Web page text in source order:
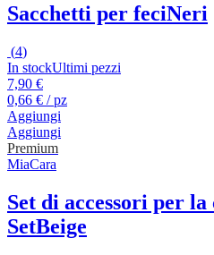
Sacchetti per feciNeri
(4)
In stockUltimi pezzi
7,90 €
0,66 € / pz
Aggiungi
Aggiungi
Premium
MiaCara
Set di accessori per
SetBeige